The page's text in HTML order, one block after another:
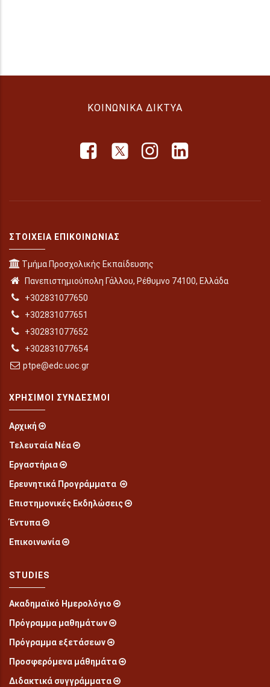
ΚΟΙΝΩΝΙΚΆ ΔΊΚΤΥΑ
ΣΤΟΙΧΕΊΑ ΕΠΙΚΟΙΝΩΝΊΑΣ
Τμήμα Προσχολικής Εκπαίδευσης
Πανεπιστημιούπολη Γάλλου, Ρέθυμνο 74100, Ελλάδα
+302831077650
+302831077651
+302831077652
+302831077654
ptpe@edc.uoc.gr
ΧΡΉΣΙΜΟΙ ΣΎΝΔΕΣΜΟΙ
Αρχική
Τελευταία Νέα
Εργαστήρια
Ερευνητικά Προγράμματα
Επιστημονικές Εκδηλώσεις
Έντυπα
Επικοινωνία
STUDIES
Ακαδημαϊκό Ημερολόγιο
Πρόγραμμα μαθημάτων
Πρόγραμμα εξετάσεων
Προσφερόμενα μάθημάτα
Διδακτικά συγγράμματα